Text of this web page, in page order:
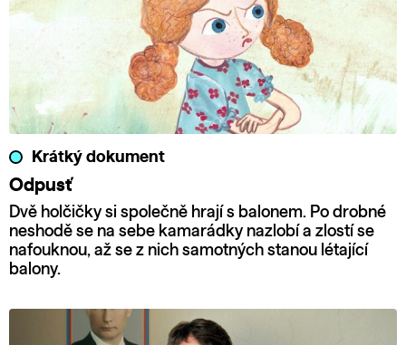
Krátký dokument
Odpusť
Dvě holčičky si společně hrají s balonem. Po drobné
neshodě se na sebe kamarádky nazlobí a zlostí se
nafouknou, až se z nich samotných stanou létající
balony.